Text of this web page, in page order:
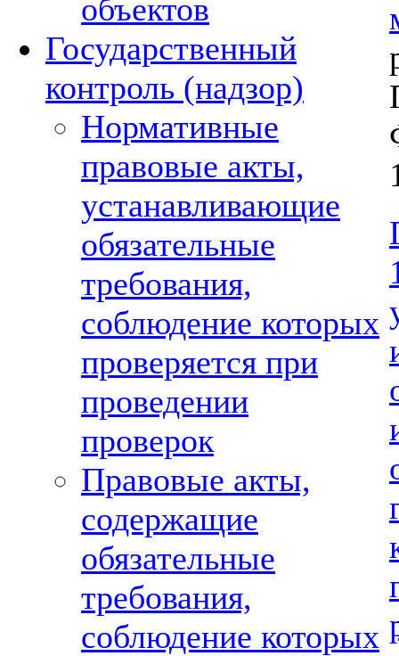
объектов
Государственный
контроль (надзор)
Нормативные
правовые акты,
устанавливающие
обязательные
требования,
соблюдение которых
проверяется при
проведении
проверок
Правовые акты,
содержащие
обязательные
требования,
соблюдение которых